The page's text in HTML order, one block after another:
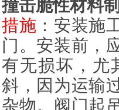
措施 ：安装施
门。安装前，
有无损坏，尤
斜，因为运输
杂物。阀门起